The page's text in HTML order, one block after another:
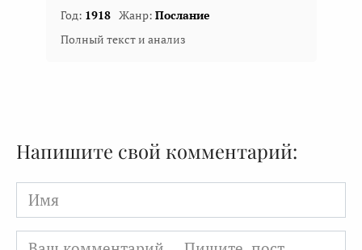
Год: 1918 Жанр: Послание
Полный текст и анализ
Напишите свой комментарий:
Имя